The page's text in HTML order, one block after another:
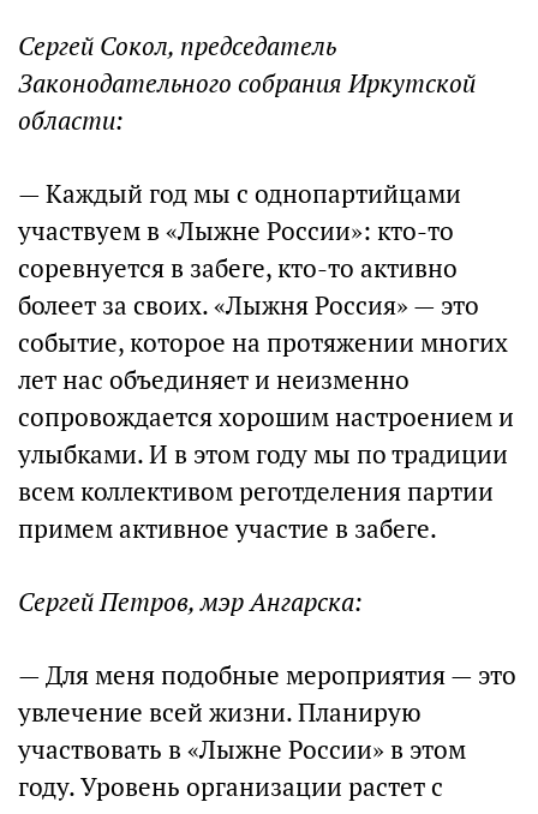
Сергей Сокол, председатель
Законодательного собрания Иркутской
области:
— Каждый год мы с однопартийцами
участвуем в «Лыжне России»: кто-то
соревнуется в забеге, кто-то активно
болеет за своих. «Лыжня Россия» — это
событие, которое на протяжении многих
лет нас объединяет и неизменно
сопровождается хорошим настроением и
улыбками. И в этом году мы по традиции
всем коллективом реготделения партии
примем активное участие в забеге.
Сергей Петров, мэр Ангарска:
— Для меня подобные мероприятия — это
увлечение всей жизни. Планирую
участвовать в «Лыжне России» в этом
году. Уровень организации растет с